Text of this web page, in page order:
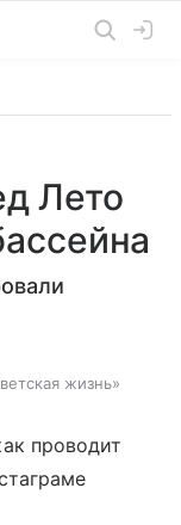
Лето
жизнь»
проводит